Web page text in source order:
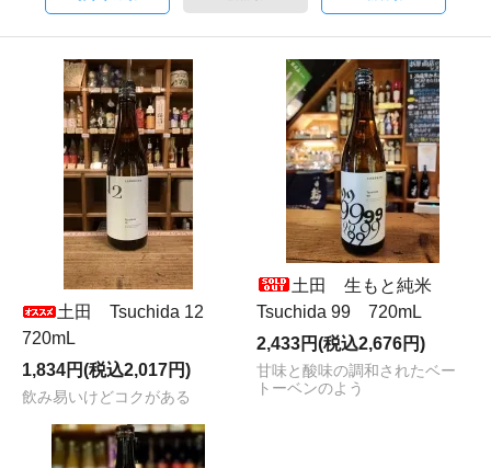
土田 Tsuchida 12
720mL
1,834円(税込2,017円)
飲み易いけどコクがある
土田 生もと純米
Tsuchida 99 720mL
2,433円(税込2,676円)
甘味と酸味の調和されたベー
トーベンのよう